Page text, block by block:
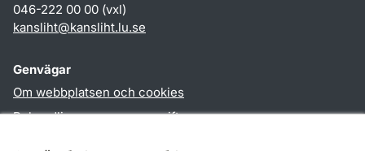
046-222 00 00 (vxl)
kansliht@kansliht.lu.se
Genvägar
Om webbplatsen och cookies
Behandling av personuppgifter